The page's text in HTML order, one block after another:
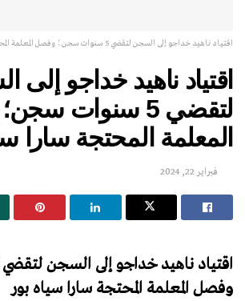
اقتياد ناهيد خداجو إلى السجن لتقضي 5 سنوات سجن؛ وفصل المعلمة المحتجة سارا سياه بور
اقتياد ناهيد خداجو إلى
لتقضي 5 سنوات
المعلمة المحتجة سارا
فبراير 22, 2024
وفصل المعلمة المحتجة سارا سياه بور